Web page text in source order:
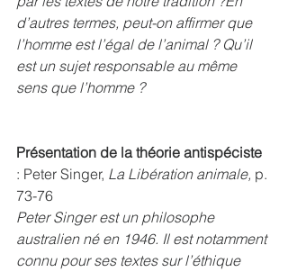
d’autres termes, peut-on affirmer que
l’homme est l’égal de l’animal ? Qu’il
est un sujet responsable au même
sens que l’homme ?
Présentation de la théorie antispéciste
: Peter Singer, La Libération animale, p.
73-76
Peter Singer est un philosophe
australien né en 1946. Il est notamment
connu pour ses textes sur l’éthique